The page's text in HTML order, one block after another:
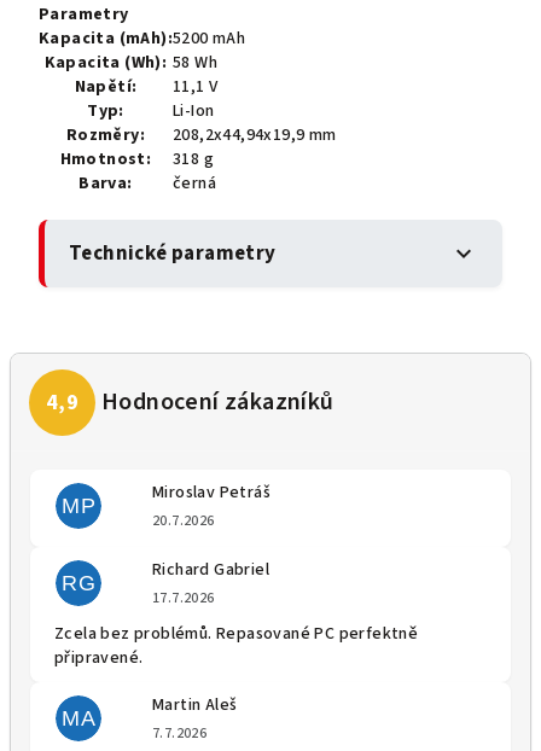
Parametry
Kapacita (mAh):5200 mAh
Kapacita (Wh): 58 Wh
Napětí:
11,1 V
Typ:
Li-Ion
Rozměry:
208,2x44,94x19,9 mm
Hmotnost:
318 g
Barva:
černá
Technické parametry expand_more
MP
Miroslav Petráš
20.7.2026
RG
Richard Gabriel
17.7.2026
Zcela bez problémů. Repasované PC perfektně
připravené.
MA
Martin Aleš
7.7.2026